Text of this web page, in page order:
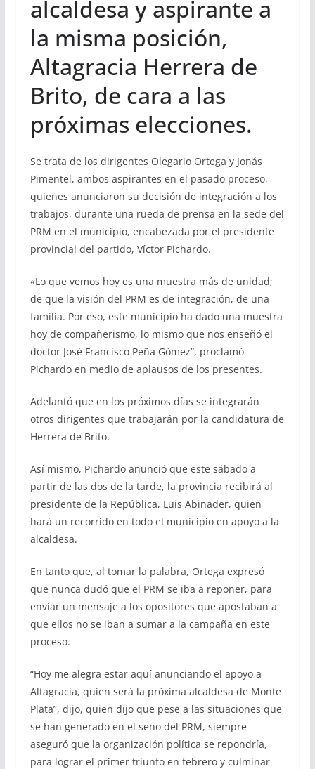
alcaldesa y aspirante a
la misma posición,
Altagracia Herrera de
Brito, de cara a las
próximas elecciones.
Se trata de los dirigentes Olegario Ortega y Jonás
Pimentel, ambos aspirantes en el pasado proceso,
quienes anunciaron su decisión de integración a los
trabajos, durante una rueda de prensa en la sede del
PRM en el municipio, encabezada por el presidente
provincial del partido, Víctor Pichardo.
«Lo que vemos hoy es una muestra más de unidad;
de que la visión del PRM es de integración, de una
familia. Por eso, este municipio ha dado una muestra
hoy de compañerismo, lo mismo que nos enseñó el
doctor José Francisco Peña Gómez”, proclamó
Pichardo en medio de aplausos de los presentes.
Adelantó que en los próximos días se integrarán
otros dirigentes que trabajarán por la candidatura de
Herrera de Brito.
Así mismo, Pichardo anunció que este sábado a
partir de las dos de la tarde, la provincia recibirá al
presidente de la República, Luis Abinader, quien
hará un recorrido en todo el municipio en apoyo a la
alcaldesa.
En tanto que, al tomar la palabra, Ortega expresó
que nunca dudó que el PRM se iba a reponer, para
enviar un mensaje a los opositores que apostaban a
que ellos no se iban a sumar a la campaña en este
proceso.
“Hoy me alegra estar aquí anunciando el apoyo a
Altagracia, quien será la próxima alcaldesa de Monte
Plata”, dijo, quien dijo que pese a las situaciones que
se han generado en el seno del PRM, siempre
aseguró que la organización política se repondría,
para lograr el primer triunfo en febrero y culminar